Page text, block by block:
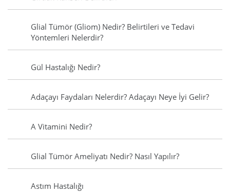
Glial Tümör (Gliom) Nedir? Belirtileri ve Tedavi
Yöntemleri Nelerdir?
Gül Hastalığı Nedir?
Adaçayı Faydaları Nelerdir? Adaçayı Neye İyi Gelir?
A Vitamini Nedir?
Glial Tümör Ameliyatı Nedir? Nasıl Yapılır?
Astım Hastalığı